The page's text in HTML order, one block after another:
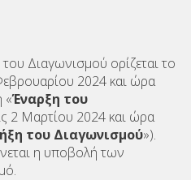
Διαγωνισμού ορίζεται το
2024 και ώρα
«Έναρξη του
2 Μαρτίου 2024 και ώρα
του Διαγωνισμού»).
η υποβολή των